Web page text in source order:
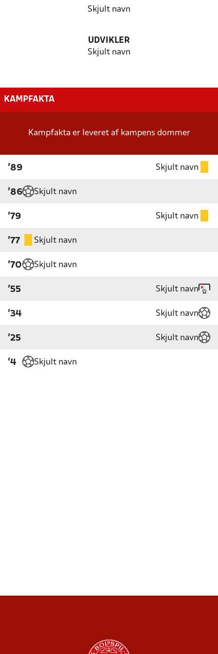
Skjult navn
UDVIKLER
Skjult navn
KAMPFAKTA
Kampfakta er leveret af kampens dommer
'89 Skjult navn
'86 Skjult navn
'79 Skjult navn
'77 Skjult navn
'70 Skjult navn
'55 Skjult navn
'34 Skjult navn
'25 Skjult navn
'4 Skjult navn